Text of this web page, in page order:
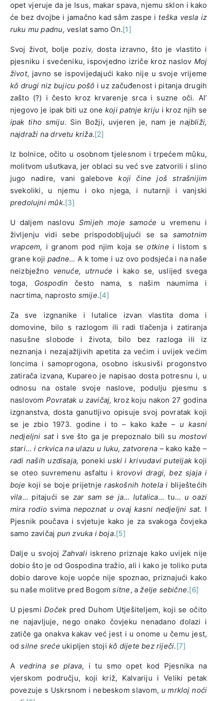
opet vjeruje da je Isus, makar spava, njemu sklon i kako
će bez dvojbe i jamačno kad sâm zaspe i teška vesla iz
ruku mu padnu, veslat samo On.[1]
Svoj život, bolje poziv, dosta izravno, što je vlastito i
pjesniku i svećeniku, ispovjedno izriče kroz naslov Moj
život, javno se ispovijedajući kako nije u svoje vrijeme
kô drugi niz bujicu pošô i uz začuđenost i pitanja drugih
zašto (?) i često kroz krvarenje srca i suzne oči. Al’
njegovo je ipak biti uz onekoji patnje kriju i kroz njih se
ipak tiho smiju. Sin Božji, uvjeren je, nam jenajbliži,
najdraži na drvetu križa.[2]
Iz bolnice, očito u osobnom tjelesnom i trpećem mûku,
molitvom ušutkava, jer oblaci su već sve zatvorili i slino
jugo nadire, vani galebovekoji čine još strašnijim
svekoliki, u njemu i oko njega, i nutarnji i vanjski
predolujni mûk.[3]
U daljem naslovuSmijeh moje samoće u vremenu i
življenju vidi sebe prispodobljujući se sa samotnim
vrapcem, i granom pod njim koja seotkine i listom s
grane koji padne… A k tome i uz ovo podsjeća i na naše
neizbježno venuće, utrnuće i kako se, uslijed svega
toga, Gospodin često nama, s našim naumima i
nacrtima, naprosto smije.[4]
Za sve izgnanike i lutalice izvan vlastita doma i
domovine, bilo s razlogom ili radi tlačenja i zatiranja
nasušne slobode i života, bilo bez razloga ili iz
neznanja i nezajažljivih apetita za većim i uvijek većim
loncima i samoprogona, osobno iskusivši progonstvo
zatirača izvana, Kupareo je napisao dosta potresnu i, u
odnosu na ostale svoje naslove, podulju pjesmu s
naslovom Povratak u zavičaj, kroz koju nakon 27 godina
izgnanstva, dosta ganutljivo opisuje svoj povratak koji
se je zbio 1973. godine i to – kako kaže – u kasni
nedjeljni sat i sve što ga je prepoznalo bili su mostovi
stari… i crkvica na ulazu u luku, zatvorena – kako kaže –
radi naših uzdisaja, poneki uski i krivudavi puteljak koji
se oteo suvremenu asfaltu i krovovi dragi, bez sjaja i
boje koji se boje prijetnje raskošnih hotela i bliještećih
vila… pitajući se zar sam se ja… lutalica…tu… u oazi
mira rodio svima nepoznat u ovaj kasni nedjeljni sat. I
Pjesnik poučava i svjetuje kako je za svakoga čovjeka
samo zavičaj pun zvuka i boja.[5]
Dalje u svojojZahvaliiskreno priznaje kako uvijek nije
dobio što je od Gospodina tražio, ali i kako je toliko puta
dobio darove koje uopće nije spoznao, priznajući kako
su naše molitve pred Bogomsitne, aželje sebične.[6]
U pjesmiDoček pred Duhom Utješiteljem, koji se očito
ne najavljuje, nego onako čovjeku nenadano dolazi i
zatiče ga onakva kakav već jest i u onome u čemu jest,
odsilne sreće ukipljen stojikô dijete bez riječi.[7]
A vedrina se plava, i tu smo opet kod Pjesnika na
vjerskom području, koji križ, Kalvariju i Veliki petak
povezuje s Uskrsnom i nebeskom slavom, u mrkloj noći